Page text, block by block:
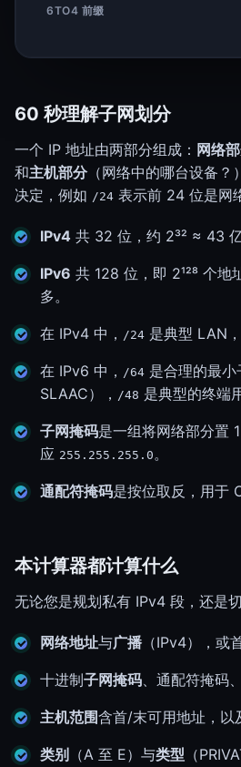
6TO4 前缀
60 秒理解子网划分
一个 IP 地址由两部分组成： 网络
和主机部分（网络中的哪台设备？
决定，例如 /24 表示前 24 位是网
IPv4 共 32 位，约 2³² ≈ 43 亿
IPv6 共 128 位，即 2¹²⁸ 个地
多。
在 IPv4 中， /24 是典型 LAN，
在 IPv6 中， /64 是合理的最
SLAAC）， /48 是典型的终端
子网掩码是一组将网络部分置
应 255.255.255.0。
通配符掩码是按位取反，用于
本计算器都计算什么
无论您是规划私有 IPv4 段，还是
网络地址与广播 （IPv4），或
十进制子网掩码、通配符掩码
主机范围含首/末可用地址，以
类别 （A 至 E）与类型 （